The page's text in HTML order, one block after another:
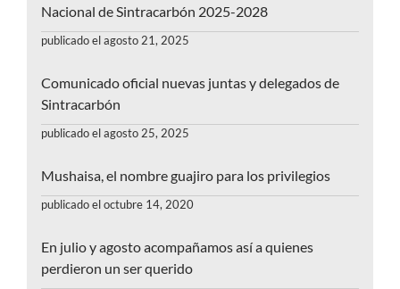
Nacional de Sintracarbón 2025-2028
publicado el agosto 21, 2025
Comunicado oficial nuevas juntas y delegados de
Sintracarbón
publicado el agosto 25, 2025
Mushaisa, el nombre guajiro para los privilegios
publicado el octubre 14, 2020
En julio y agosto acompañamos así a quienes
perdieron un ser querido